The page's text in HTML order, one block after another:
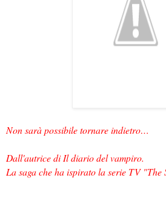
Non sarà possibile tornare indietro…
Dall'autrice di Il diario del vampiro.
La saga che ha ispirato la serie TV "The